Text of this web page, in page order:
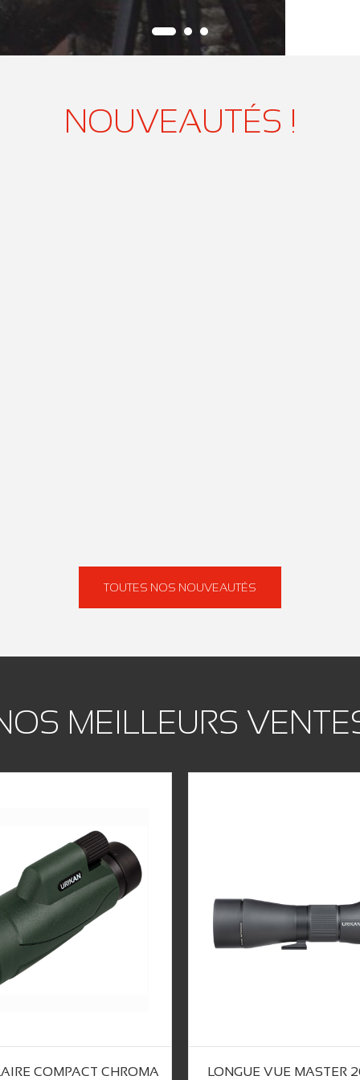
NOUVEAUTÉS !
TOUTES NOS NOUVEAUTÉS
MEILLEURS
COMPACT CHROMA LONGUE VUE MASTER